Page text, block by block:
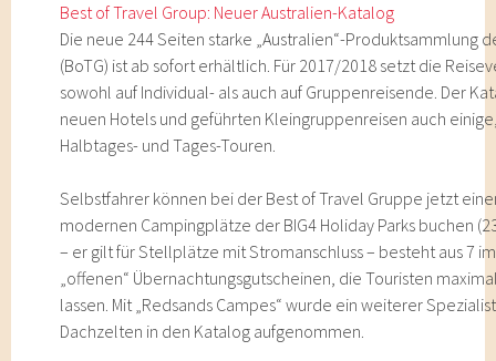
Best of Travel Group: Neuer Australien-Katalog
Die neue 244 Seiten starke „Australien“-Produktsammlung
(BoTG) ist ab sofort erhältlich. Für 2017/2018 setzt die
sowohl auf Individual- als auch auf Gruppenreisende. Der
neuen Hotels und geführten Kleingruppenreisen auch
Halbtages- und Tages-Touren.
Selbstfahrer können bei der Best of Travel Gruppe jetzt
modernen Campingplätze der BIG4 Holiday Parks buchen
– er gilt für Stellplätze mit Stromanschluss – besteht aus 7
„offenen“ Übernachtungsgutscheinen, die Touristen
lassen. Mit „Redsands Campes“ wurde ein weiterer
Dachzelten in den Katalog aufgenommen.